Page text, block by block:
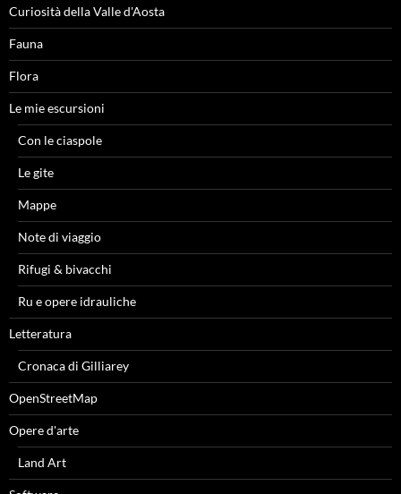
Curiosità della Valle d'Aosta
Fauna
Flora
Le mie escursioni
Con le ciaspole
Le gite
Mappe
Note di viaggio
Rifugi & bivacchi
Ru e opere idrauliche
Letteratura
Cronaca di Gilliarey
OpenStreetMap
Opere d'arte
Land Art